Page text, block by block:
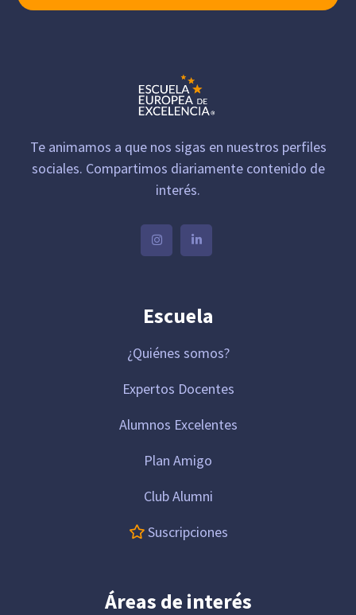
Te animamos a que nos sigas en nuestros perfiles
sociales. Compartimos diariamente contenido de
interés.
Escuela
¿Quiénes somos?
Expertos Docentes
Alumnos Excelentes
Plan Amigo
Club Alumni
Suscripciones
Áreas de interés